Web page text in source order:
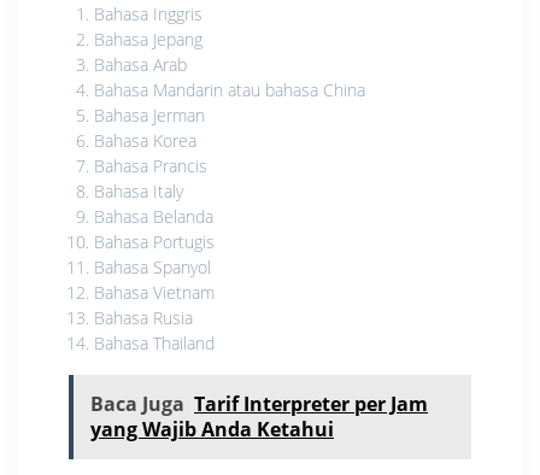
Bahasa Inggris
Bahasa Jepang
Bahasa Arab
Bahasa Mandarin atau bahasa China
Bahasa Jerman
Bahasa Korea
Bahasa Prancis
Bahasa Italy
Bahasa Belanda
Bahasa Portugis
Bahasa Spanyol
Bahasa Vietnam
Bahasa Rusia
Bahasa Thailand
Baca Juga Tarif Interpreter per Jam
yang Wajib Anda Ketahui